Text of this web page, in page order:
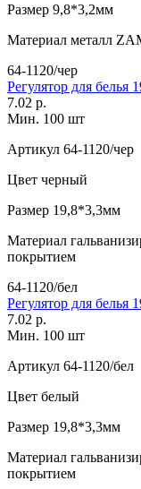
Размер 9,8*3,2мм
Материал металл
64-1120/чер
Регулятор для
7.02 р.
Мин. 100 шт
Артикул 64-1120/чер
Цвет черный
Размер 19,8*3,3мм
Материал
покрытием
64-1120/бел
Регулятор для белья
7.02 р.
Мин. 100 шт
Артикул 64-1120/бел
Цвет белый
Размер 19,8*3,3мм
Материал
покрытием